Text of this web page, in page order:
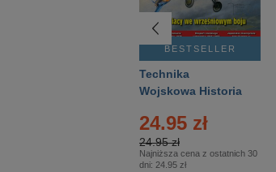
BESTSELLER
Technika
Wojskowa Historia
24.95 zł
24.95 zł
Najniższa cena z ostatnich 30
dni: 24.95 zł